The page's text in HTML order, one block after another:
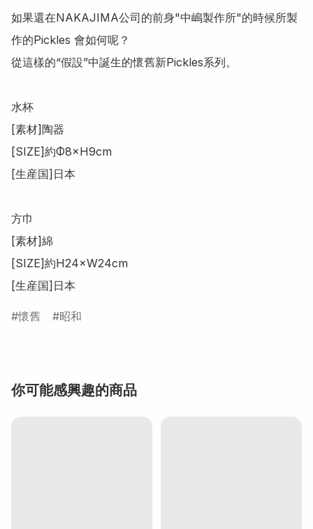
如果還在NAKAJIMA公司的前身"中嶋製作所"的時候所製
作的Pickles 會如何呢？
從這樣的“假設”中誕生的懷舊新Pickles系列。
水杯
[素材]陶器
[SIZE]約Φ8×H9cm
[生産国]日本
方巾
[素材]綿
[SIZE]約H24×W24cm
[生産国]日本
懷舊 昭和
你可能感興趣的商品